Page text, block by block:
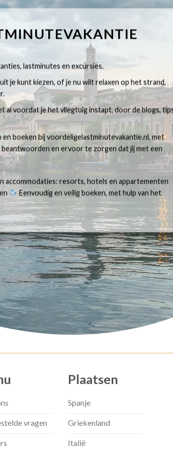
lastminutes en excursies.
je kunt kiezen, of je nu wilt relaxen op het strand,
al voordat je het vliegtuig instapt, door de blogs,
boeken bij voordeligelastminutevakantie.nl, met
en ervoor te zorgen dat jij met een
accommodaties: resorts, hotels en appartementen
Eenvoudig en veilig boeken, met hulp van het
vragen
Plaatsen
Spanje
Griekenland
Italië